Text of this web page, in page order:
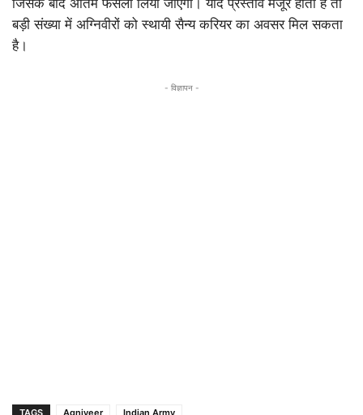
जिसके बाद अंतिम फैसला लिया जाएगा। यदि प्रस्ताव मंजूर होता है तो
बड़ी संख्या में अग्निवीरों को स्थायी सैन्य करियर का अवसर मिल सकता
है।
- विज्ञापन -
TAGS Agniveer Indian Army